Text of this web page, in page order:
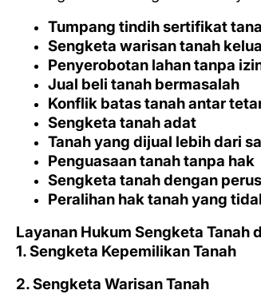
Tumpang tindih sertifikat
Sengketa warisan tanah
Penyerobotan lahan tanpa
Jual beli tanah bermasalah
Konflik batas tanah antar
Sengketa tanah adat
Tanah yang dijual lebih dari
Penguasaan tanah tanpa hak
Sengketa tanah dengan
Peralihan hak tanah yang
Layanan Hukum Sengketa Tanah
1. Sengketa Kepemilikan Tanah
2. Sengketa Warisan Tanah